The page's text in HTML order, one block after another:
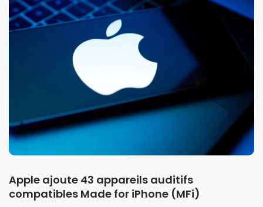
Apple ajoute 43 appareils auditifs
compatibles Made for iPhone (MFi)